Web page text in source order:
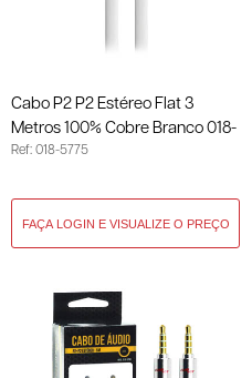
Cabo P2 P2 Estéreo Flat 3
Metros 100% Cobre Branco 018-
5775
Ref: 018-5775